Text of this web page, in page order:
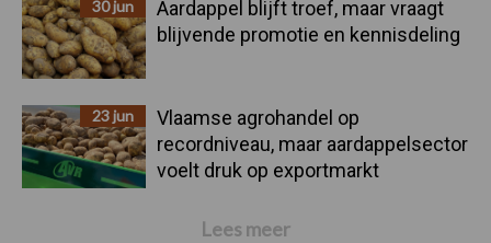
30 jun
Aardappel blijft troef, maar vraagt
blijvende promotie en kennisdeling
23 jun
Vlaamse agrohandel op
recordniveau, maar aardappelsector
voelt druk op exportmarkt
Lees meer